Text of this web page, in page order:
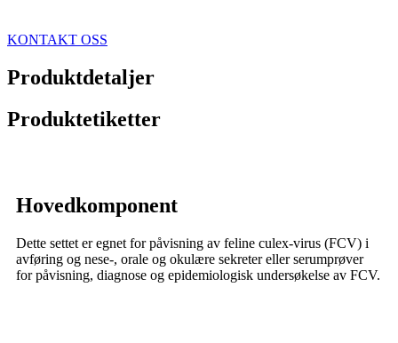
KONTAKT OSS
Produktdetaljer
Produktetiketter
Hovedkomponent
Dette settet er egnet for påvisning av feline culex-virus (FCV) i
avføring og nese-, orale og okulære sekreter eller serumprøver
for påvisning, diagnose og epidemiologisk undersøkelse av FCV.